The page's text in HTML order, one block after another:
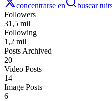
concentrarse en
buscar
Followers
31,5 mil
Following
1,2 mil
Posts Archived
20
Video Posts
14
Image Posts
6